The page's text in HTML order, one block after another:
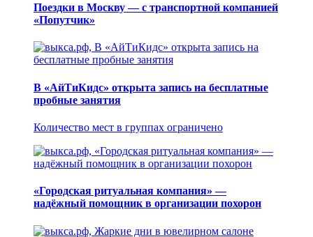
Поездки в Москву — с транспортной компанией
«Попутчик»
В «АйТиКидс» открыта запись на бесплатные
пробные занятия
Количество мест в группах ограничено
«Городская ритуальная компания» —
надёжный помощник в организации похорон